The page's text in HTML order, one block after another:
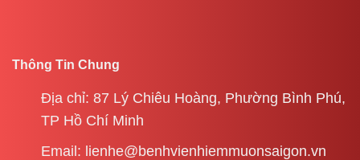
Thông Tin Chung
Địa chỉ: 87 Lý Chiêu Hoàng, Phường Bình Phú,
TP Hồ Chí Minh
Email: lienhe@benhvienhiemmuonsaigon.vn